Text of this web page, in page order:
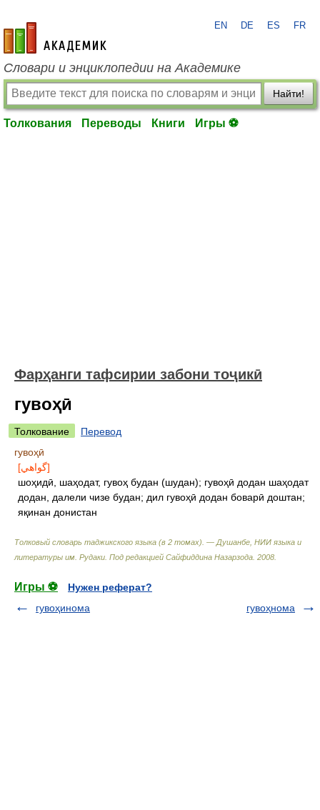
academic.ru
EN DE ES FR
Словари и энциклопедии на Академике
Найти!
Толкования Переводы Книги Игры ⚽
Фарҳанги тафсирии забони тоҷикӣ
гувоҳӣ
Толкование
Перевод
гувоҳӣ
[گواهي]
шоҳидӣ, шаҳодат, гувоҳ будан (шудан); гувоҳӣ додан шаҳодат
додан, далели чизе будан; дил гувоҳӣ додан боварӣ доштан;
яқинан донистан
Толковый словарь таджикского языка (в 2 томах). — Душанбе, НИИ языка и
литературы им. Рудаки Под редакцией Сайфиддина Назарзода 2008
Игры ⚽
Нужен реферат?
гувоҳинома
гувоҳнома